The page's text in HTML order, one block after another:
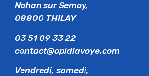
Nohan sur Semoy,
08800 THILAY
03 51 09 33 22
contact@opidlavoye.com
Vendredi, samedi,